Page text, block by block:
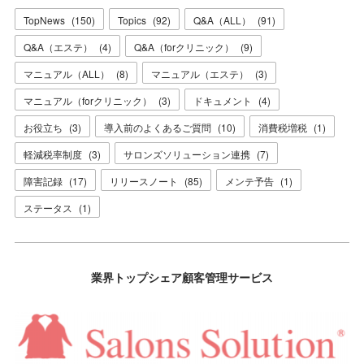
TopNews (150) Topics (92) Q&A（ALL） (91)
Q&A（エステ）
(4) Q&A（forクリニック） (9)
マニュアル（ALL）
(8) マニュアル（エステ） (3)
マニュアル（forクリニック）
(3) ドキュメント (4)
お役立ち (3) 導入前のよくあるご質問 (10) 消費税増税 (1)
軽減税率制度 (3) サロンズソリューション連携 (7)
障害記録 (17) リリースノート (85) メンテ予告 (1)
ステータス (1)
業界トップシェア顧客管理サービス